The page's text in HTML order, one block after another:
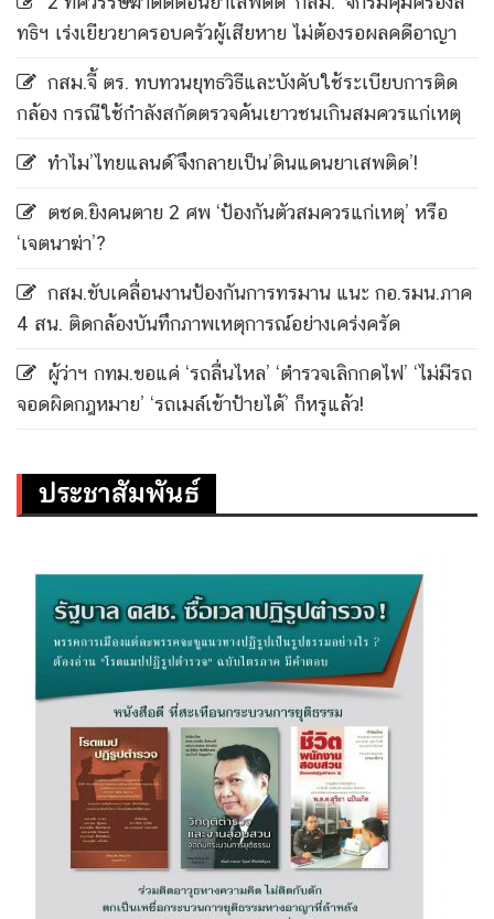
ทธิฯ เร่งเยียวยาครอบครัวผู้เสียหาย ไม่ต้องรอผลคดีอาญา
กสม.จี้ ตร. ทบทวนยุทธวิธีและบังคับใช้ระเบียบการติด
กล้อง กรณีใช้กำลังสกัดตรวจค้นเยาวชนเกินสมควรแก่เหตุ
ทำไม’ไทยแลนด์’จึงกลายเป็น’ดินแดนยาเสพติด’!
ตชด.ยิงคนตาย 2 ศพ ‘ป้องกันตัวสมควรแก่เหตุ’ หรือ
‘เจตนาฆ่า’?
กสม.ขับเคลื่อนงานป้องกันการทรมาน แนะ กอ.รมน.ภาค
4 สน. ติดกล้องบันทึกภาพเหตุการณ์อย่างเคร่งครัด
ผู้ว่าฯ กทม.ขอแค่ ‘รถลื่นไหล’ ‘ตำรวจเลิกกดไฟ’ ‘ไม่มีรถ
จอดผิดกฎหมาย’ ‘รถเมล์เข้าป้ายได้’ ก็หรูแล้ว!
ประชาสัมพันธ์